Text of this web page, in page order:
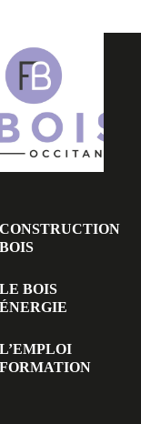
CONSTRUCTION
BOIS
LE BOIS
ÉNERGIE
L’EMPLOI
FORMATION